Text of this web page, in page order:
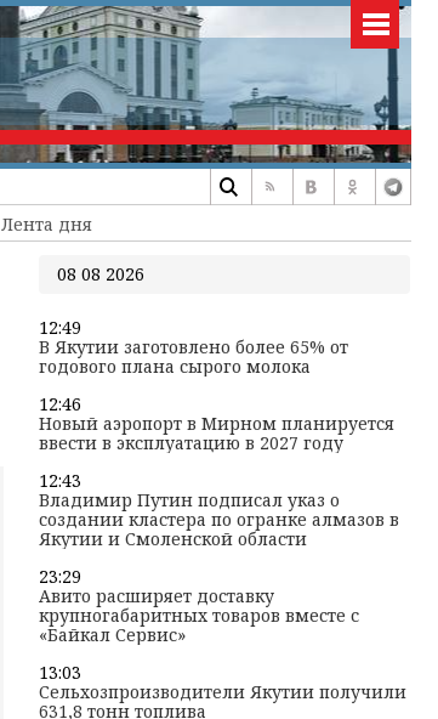
Лента дня
08 08 2026
12:49
В Якутии заготовлено более 65% от
годового плана сырого молока
12:46
Новый аэропорт в Мирном планируется
ввести в эксплуатацию в 2027 году
12:43
Владимир Путин подписал указ о
создании кластера по огранке алмазов в
Якутии и Смоленской области
23:29
Авито расширяет доставку
крупногабаритных товаров вместе с
«Байкал Сервис»
13:03
Сельхозпроизводители Якутии получили
631,8 тонн топлива